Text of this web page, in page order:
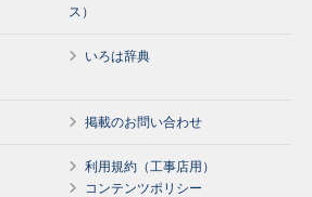
ス）
いろは辞典
掲載のお問い合わせ
利用規約（工事店用）
コンテンツポリシー